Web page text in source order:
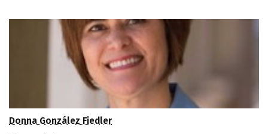
Donna González Fiedler